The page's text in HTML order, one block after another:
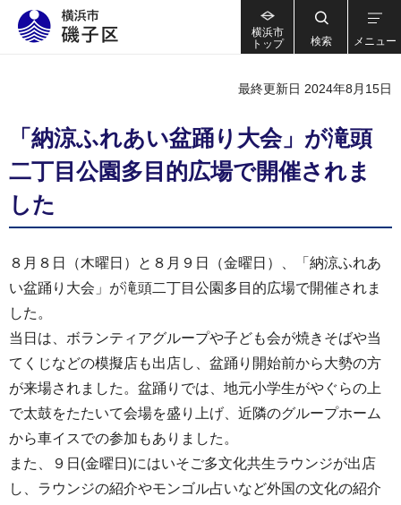
横浜市
トップ
検索 メニュー
最終更新日 2024年8月15日
「納涼ふれあい盆踊り大会」が滝頭
二丁目公園多目的広場で開催されま
した
８月８日（木曜日）と８月９日（金曜日）、「納涼ふれあ
い盆踊り大会」が滝頭二丁目公園多目的広場で開催されま
した。
当日は、ボランティアグループや子ども会が焼きそばや当
てくじなどの模擬店も出店し、盆踊り開始前から大勢の方
が来場されました。盆踊りでは、地元小学生がやぐらの上
で太鼓をたたいて会場を盛り上げ、近隣のグループホーム
から車イスでの参加もありました。
また、９日(金曜日)にはいそご多文化共生ラウンジが出店
し、ラウンジの紹介やモンゴル占いなど外国の文化の紹介